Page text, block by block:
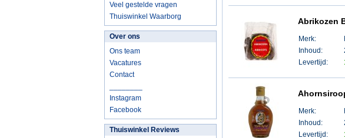
Veel gestelde vragen
Thuiswinkel Waarborg
Over ons
Ons team
Vacatures
Contact
Instagram
Facebook
Thuiswinkel Reviews
Abrikozen
Merk:
Inhoud:
Levertijd:
Merk:
Inhoud:
Levertijd: